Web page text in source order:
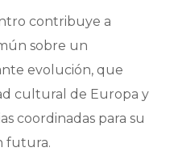
contribuye a
sobre un
evolución, que
cultural de Europa y
coordinadas para su
futura.